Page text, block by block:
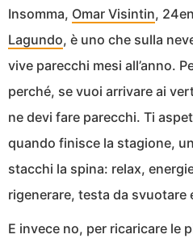
Insomma, Omar Visintin,
Lagundo, è uno che sulla
vive parecchi mesi all’anno.
perché, se vuoi arrivare ai
ne devi fare parecchi. Ti
quando finisce la stagione,
stacchi la spina: relax,
rigenerare, testa da svuotare
E invece no, per ricaricare le